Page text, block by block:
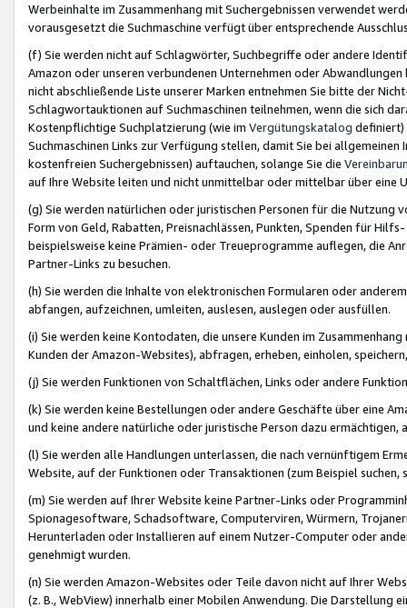
Werbeinhalte im Zusammenhang mit Suchergebnissen verwendet
vorausgesetzt die Suchmaschine verfügt über entsprechende
(f) Sie werden nicht auf Schlagwörter, Suchbegriffe oder andere
Amazon oder unseren verbundenen Unternehmen oder
nicht abschließende Liste unserer Marken entnehmen Sie bitte der
Schlagwortauktionen auf Suchmaschinen teilnehmen, wenn die sich
Kostenpflichtige Suchplatzierung (wie im Vergütungskatalog definiert)
Suchmaschinen Links zur Verfügung stellen, damit Sie bei
kostenfreien Suchergebnissen) auftauchen, solange Sie die
auf Ihre Website leiten und nicht unmittelbar oder mittelbar über eine
(g) Sie werden natürlichen oder juristischen Personen für die Nutzung
Form von Geld, Rabatten, Preisnachlässen, Punkten, Spenden für
beispielsweise keine Prämien- oder Treueprogramme auflegen, die
Partner-Links zu besuchen.
(h) Sie werden die Inhalte von elektronischen Formularen oder
abfangen, aufzeichnen, umleiten, auslesen, auslegen oder ausfüllen.
(i) Sie werden keine Kontodaten, die unsere Kunden im
Kunden der Amazon-Websites), abfragen, erheben, einholen,
(j) Sie werden Funktionen von Schaltflächen, Links oder andere
(k) Sie werden keine Bestellungen oder andere Geschäfte über eine
und keine andere natürliche oder juristische Person dazu
(l) Sie werden alle Handlungen unterlassen, die nach vernünftigem
Website, auf der Funktionen oder Transaktionen (zum Beispiel
(m) Sie werden auf Ihrer Website keine Partner-Links oder
Spionagesoftware, Schadsoftware, Computerviren, Würmern,
Herunterladen oder Installieren auf einem Nutzer-Computer oder
genehmigt wurden.
(n) Sie werden Amazon-Websites oder Teile davon nicht auf Ihrer
(z. B., WebView) innerhalb einer Mobilen Anwendung. Die Darstellung